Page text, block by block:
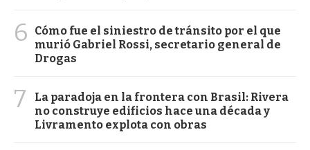
6
Cómo fue el siniestro de tránsito por el que
murió Gabriel Rossi, secretario general de
Drogas
7
La paradoja en la frontera con Brasil: Rivera
no construye edificios hace una década y
Livramento explota con obras